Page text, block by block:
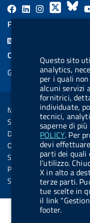
Questo sito
analytics,
per i quali
alcuni servizi
fornitrici,
individuate,
tecnici,
saperne di
POLICY. Per
devi
parti dei
l’utilizzo.
X in alto a
terze parti.
tue scelte in
il link
footer.
F
a
L
i
a
l
.
b
u
t
t
o
n
.
i
n
s
X
B
l
s
k
y
FEED RSS
COOKIES
Gestione cookie
Sezione Link
Note legali
Social Media Policy
Dichiarazione di
Obiettivi di accessibilità
Statistiche sito
Privacy
Servizi Online